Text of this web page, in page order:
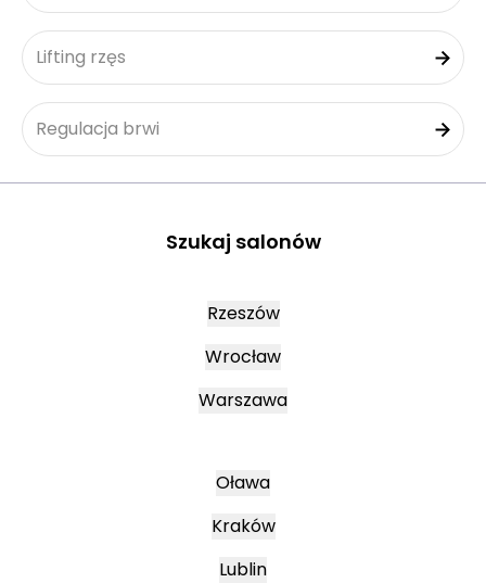
Lifting rzęs
Regulacja brwi
Szukaj salonów
Rzeszów
Wrocław
Warszawa
Oława
Kraków
Lublin